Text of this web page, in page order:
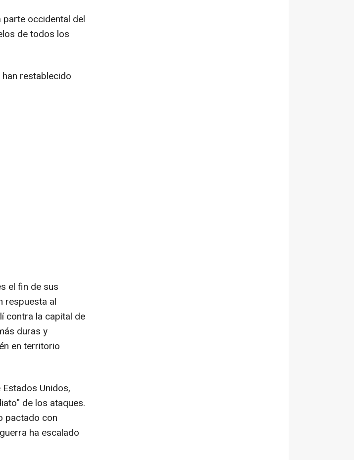
parte occidental del
de todos los
restablecido
el fin de sus
respuesta al
contra la capital de
duras y
en territorio
Unidos,
de los ataques.
pactado con
ha escalado